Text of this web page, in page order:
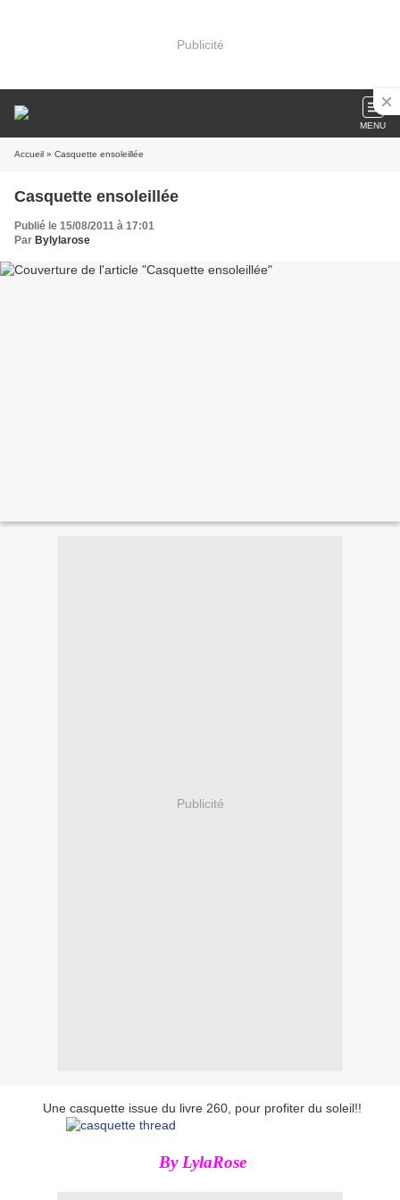
Publicité
MENU
Accueil » Casquette ensoleillée
Casquette ensoleillée
Publié le 15/08/2011 à 17:01
Par Bylylarose
Publicité
Une casquette issue du livre 260, pour profiter du soleil!!
By LylaRose